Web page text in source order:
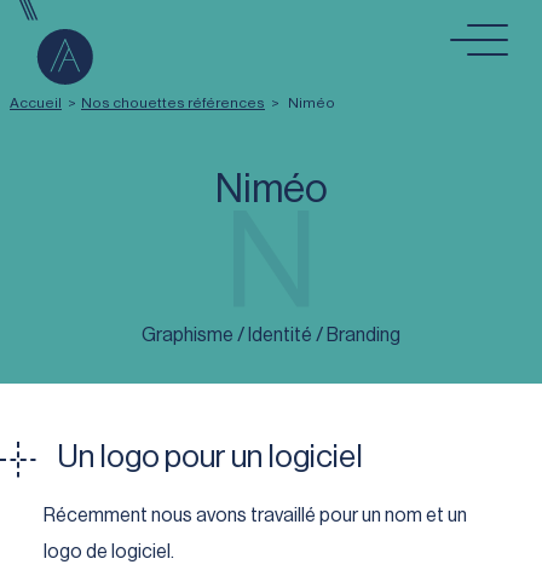
Aller au contenu
Accueil > Nos chouettes références > Niméo
Niméo
Graphisme / Identité / Branding
Un logo pour un logiciel
Récemment nous avons travaillé pour un nom et un
logo de logiciel.